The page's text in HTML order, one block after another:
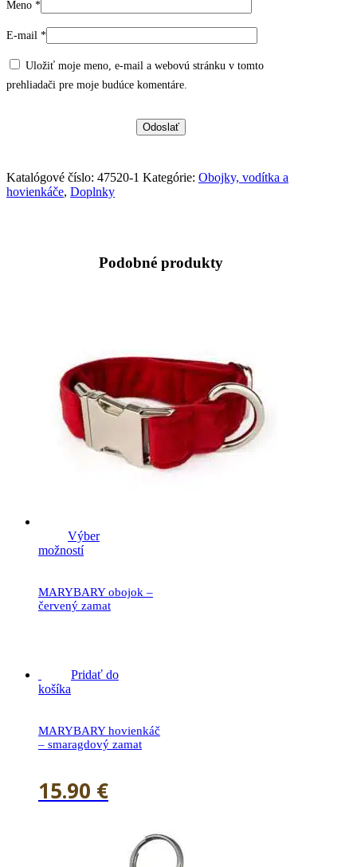
Meno *
E-mail *
Uložiť moje meno, e-mail a webovú stránku v tomto
prehliadači pre moje budúce komentáre.
Katalógové číslo: 47520-1 Kategórie: Obojky, vodítka a
hovienkáče, Doplnky
Podobné produkty
Výber
možností
MARYBARY obojok –
červený zamat
Pridať do
košíka
MARYBARY hovienkáč
– smaragdový zamat
15.90 €